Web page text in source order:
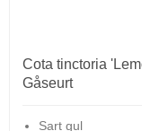
Cota tinctoria
Gåseurt
Sart gul